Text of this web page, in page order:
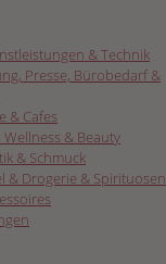
& Technik
Presse, Bürobedarf &
& Cafes
& Beauty
& Schmuck
& Drogerie & Spirituosen